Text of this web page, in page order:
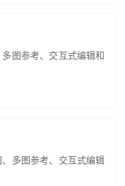
图参考、交互式编辑和
多图参考、交互式编辑